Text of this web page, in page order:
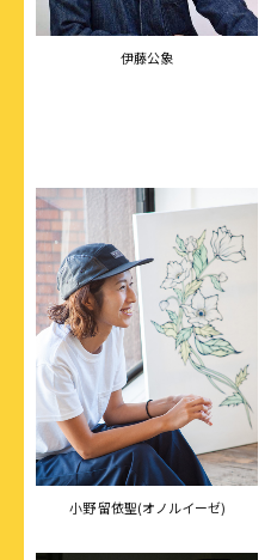
伊藤公象
小野 留依聖(オノルイーゼ)